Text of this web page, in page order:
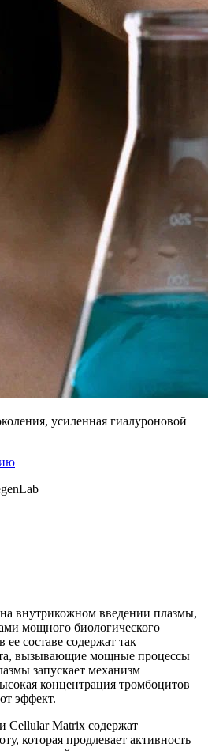
усиленная гиалуроновой
внутрикожном введении плазмы,
мощного биологического
составе содержат так
вызывающие мощные процессы
запускает механизм
концентрация тромбоцитов
эффект.
Cellular Matrix содержат
которая продлевает активность